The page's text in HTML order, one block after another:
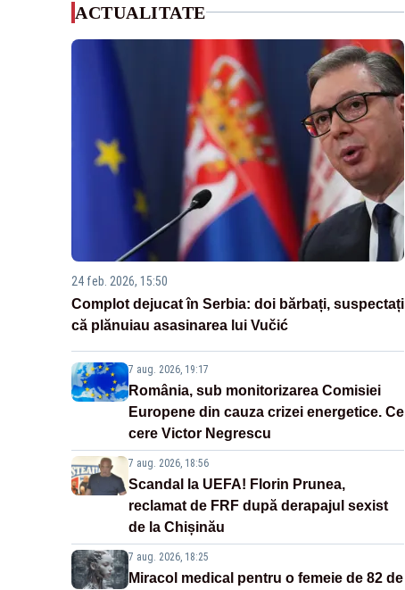
ACTUALITATE
24 feb. 2026, 15:50
Complot dejucat în Serbia: doi bărbați, suspectați
că plănuiau asasinarea lui Vučić
7 aug. 2026, 19:17
România, sub monitorizarea Comisiei
Europene din cauza crizei energetice. Ce
cere Victor Negrescu
7 aug. 2026, 18:56
Scandal la UEFA! Florin Prunea,
reclamat de FRF după derapajul sexist
de la Chișinău
7 aug. 2026, 18:25
Miracol medical pentru o femeie de 82 de